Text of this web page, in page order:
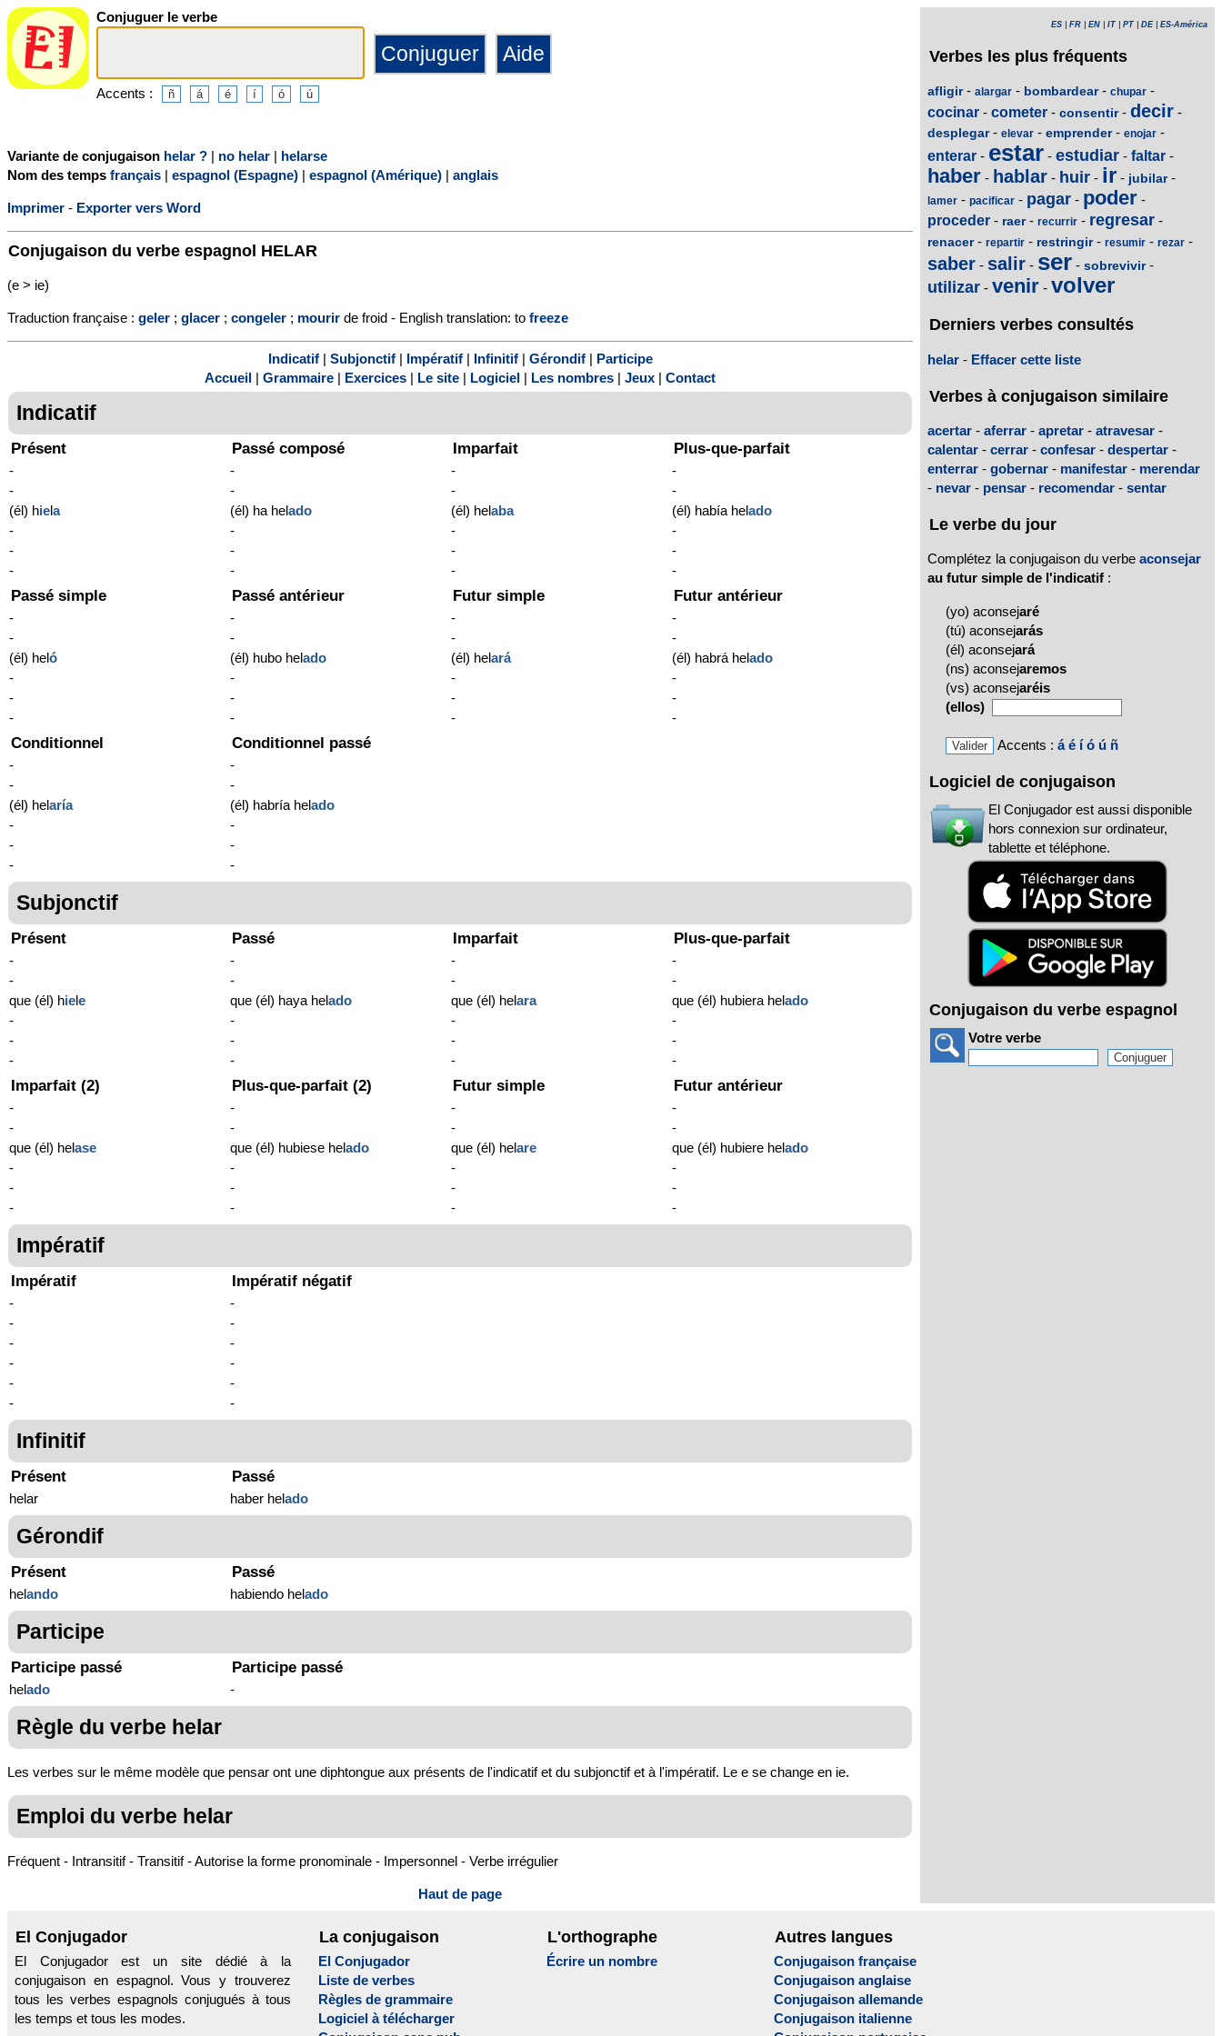
Conjuguer le verbe
Accents :
Variante de conjugaison helar ? | no helar | helarse
Nom des temps français | espagnol (Espagne) | espagnol (Amérique) | anglais
Imprimer - Exporter vers Word
Conjugaison du verbe espagnol HELAR
(e > ie)
Traduction française : geler ; glacer ; congeler ; mourir de froid - English translation: to freeze
Indicatif| Subjonctif| Impératif| Infinitif| Gérondif| Participe
Accueil | Grammaire | Exercices | Le site | Logiciel | Les nombres | Jeux | Contact
Indicatif
Présent
-
-
(él) hiela
-
-
-
Passé composé
-
-
(él) ha helado
-
-
-
Imparfait
-
-
(él) helaba
-
-
-
Plus-que-parfait
-
-
(él) había helado
-
-
-
Passé simple
-
-
(él) heló
-
-
-
Passé antérieur
-
-
(él) hubo helado
-
-
-
Futur simple
-
-
(él) helará
-
-
-
Futur antérieur
-
-
(él) habrá helado
-
-
-
Conditionnel
-
-
(él) helaría
-
-
-
Conditionnel passé
-
-
(él) habría helado
-
-
-
Subjonctif
Présent
-
-
que (él) hiele
-
-
-
Passé
-
-
que (él) haya helado
-
-
-
Imparfait
-
-
que (él) helara
-
-
-
Plus-que-parfait
-
-
que (él) hubiera helado
-
-
-
Imparfait (2)
-
-
que (él) helase
-
-
-
Plus-que-parfait (2)
-
-
que (él) hubiese helado
-
-
-
Futur simple
-
-
que (él) helare
-
-
-
Futur antérieur
-
-
que (él) hubiere helado
-
-
-
Impératif
Impératif
-
-
-
-
-
-
Impératif négatif
-
-
-
-
-
-
Infinitif
Présent
helar
Passé
haber helado
Gérondif
Présent
helando
Passé
habiendo helado
Participe
Participe passé
helado
Participe passé
-
Règle du verbe helar
Les verbes sur le même modèle que pensar ont une diphtongue aux présents de l'indicatif et du subjonctif et à l'impératif. Le e se change en ie.
Emploi du verbe helar
Fréquent - Intransitif - Transitif - Autorise la forme pronominale - Impersonnel - Verbe irrégulier
Haut de page
ES FR EN IT PT DE| ES-América
Verbes les plus fréquents
afligir- alargar - bombardear- chupar -
cocinar - cometer - consentir- decir -
desplegar- elevar - emprender- enojar -
enterar - estar - estudiar - faltar -
haber - hablar - huir - ir - jubilar-
lamer - pacificar - pagar - poder -
proceder - raer- recurrir - regresar -
renacer- repartir - restringir- resumir - rezar -
saber - salir - ser - sobrevivir-
utilizar - venir - volver
Derniers verbes consultés
helar - Effacer cette liste
Verbes à conjugaison similaire
acertar - aferrar - apretar - atravesar -
calentar - cerrar - confesar - despertar -
enterrar - gobernar - manifestar - merendar
- nevar - pensar - recomendar - sentar
Le verbe du jour
Complétez la conjugaison du verbe aconsejar
au futur simple de l'indicatif :
(yo) aconsejaré
(tú) aconsejarás
(él) aconsejará
(ns) aconsejaremos
(vs) aconsejaréis
(ellos)
Accents : á é í ó ú ñ
Logiciel de conjugaison
El Conjugador est aussi disponible
hors connexion sur ordinateur,
tablette et téléphone.
Conjugaison du verbe espagnol
Votre verbe
El Conjugador
El Conjugador est un site dédié à la
conjugaison en espagnol. Vous y trouverez
tous les verbes espagnols conjugués à tous
les temps et tous les modes.
La conjugaison
El Conjugador
Liste de verbes
Règles de grammaire
Logiciel à télécharger
L'orthographe
Écrire un nombre
Autres langues
Conjugaison française
Conjugaison anglaise
Conjugaison allemande
Conjugaison italienne